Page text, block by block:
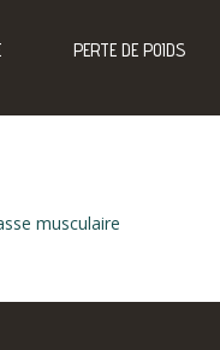
PERTE DE POIDS
musculaire